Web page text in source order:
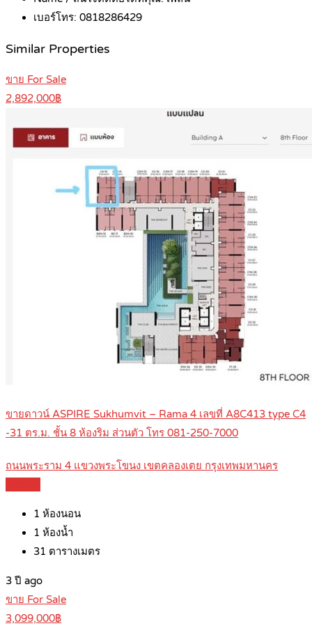
เบอร์โทร: 0818286429
Similar Properties
ขาย For Sale
2,892,000฿
ขายดาวน์ ASPIRE Sukhumvit – Rama 4 เลขที่ A8C413 type C4
-31 ตร.ม. ชั้น 8 ห้องริม ส่วนตัว โทร 081-250-7000
ถนนพระราม 4 แขวงพระโขนง เขตคลองเตย กรุงเทพมหานคร
1 ห้องนอน
1 ห้องน้ำ
31 ตารางเมตร
3 ปี ago
ขาย For Sale
3,099,000฿